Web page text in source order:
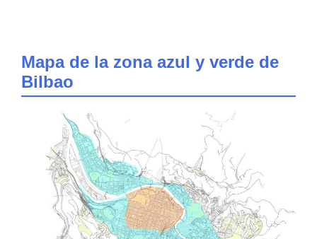
Mapa de la zona azul y verde de
Bilbao